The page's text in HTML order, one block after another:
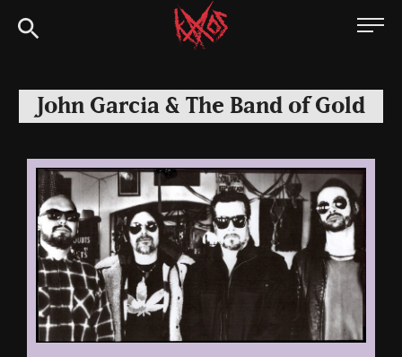
Siirry
suoraan
Kaaoszine
John Garcia & The Band of Gold